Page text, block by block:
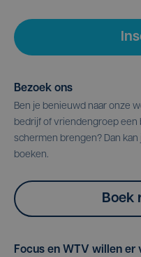
Bezoek ons
Ben je benieuwd naar onze
bedrijf of vriendengroep een
schermen brengen? Dan
boeken.
Boek
Focus en WTV willen er